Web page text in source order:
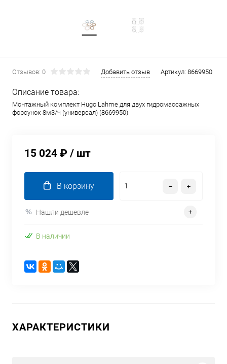
Отзывов: 0 Добавить отзыв Артикул: 8669950
Описание товара:
Монтажный комплект Hugo Lahme для двух гидромассажных
форсунок 8м3/ч (универсал) (8669950)
15 024 ₽ / шт
В корзину
Нашли дешевле
В наличии
ХАРАКТЕРИСТИКИ